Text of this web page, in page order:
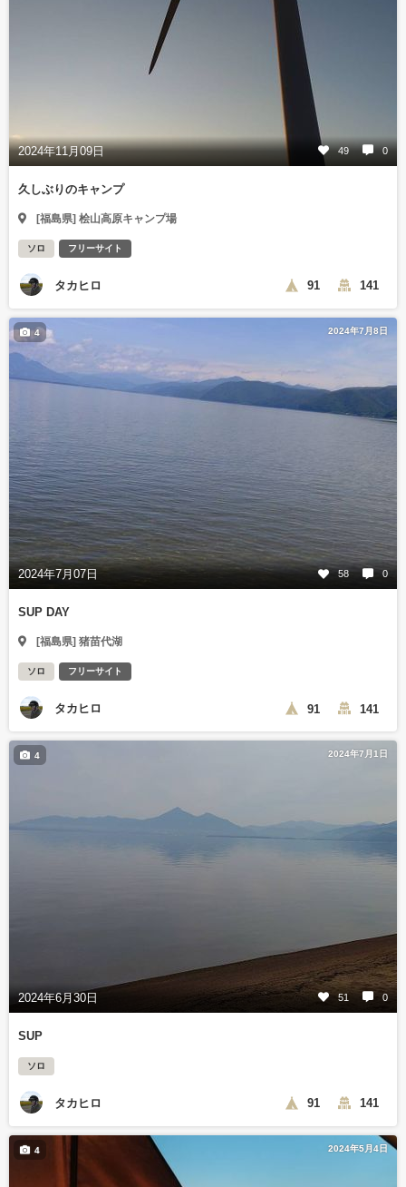
2024年11月09日 49 0
久しぶりのキャンプ
[福島県] 桧山高原キャンプ場
ソロ フリーサイト
タカヒロ 91 141
2024年7月8日
2024年7月07日 58 0
4
SUP DAY
[福島県] 猪苗代湖
ソロ フリーサイト
タカヒロ 91 141
2024年7月1日
2024年6月30日 51 0
4
SUP
ソロ
タカヒロ 91 141
2024年5月4日
4